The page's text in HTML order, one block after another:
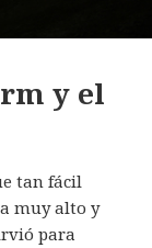
y el
tan fácil
muy alto y
para